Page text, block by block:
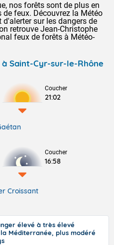
nos forêts sont de plus en
feux. Découvrez la Météo
sur les dangers de
retrouve Jean-Christophe
feux de forêts à Météo-
Saint-Cyr-sur-le-Rhône
Coucher
21:02
Coucher
16:58
Croissant
élevé à très élevé
Méditerranée, plus modéré